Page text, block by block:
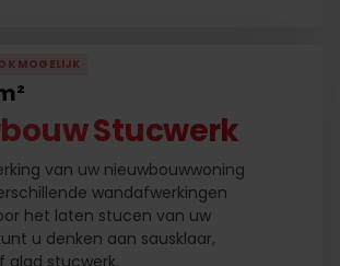
Stucwerk
van uw nieuwbouwwoning
wandafwerkingen
het laten stucen van uw
u denken aan sausklaar,
glad stucwerk.
MOGELIJK